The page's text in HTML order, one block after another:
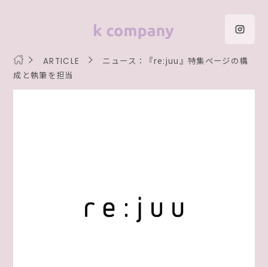
ARTICLE
ニュース：『re:juu』特集ページの構
成と執筆を担当